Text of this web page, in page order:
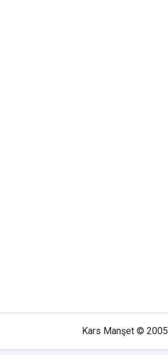
Kars Manşet © 2005